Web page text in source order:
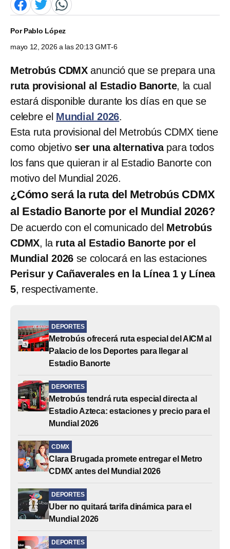
PorPablo López
mayo 12, 2026 a las 20:13 GMT-6
Metrobús CDMX anunció que se prepara una
ruta provisional al Estadio Banorte, la cual
estará disponible durante los días en que se
celebre el Mundial 2026.
Esta ruta provisional del Metrobús CDMX tiene
como objetivo ser una alternativapara todos
los fans que quieran ir al Estadio Banorte con
motivo del Mundial 2026.
¿Cómo será la ruta del Metrobús CDMX
al Estadio Banorte por el Mundial 2026?
De acuerdo con el comunicado del Metrobús
CDMX, la ruta al Estadio Banorte por el
Mundial 2026 se colocará en las estaciones
Perisur y Cañaverales en la Línea 1 y Línea
5, respectivamente.
DEPORTES
Metrobús ofrecerá ruta especial del AICM al
Palacio de los Deportes para llegar al
Estadio Banorte
DEPORTES
Metrobús tendrá ruta especial directa al
Estadio Azteca: estaciones y precio para el
Mundial 2026
CDMX
Clara Brugada promete entregar el Metro
CDMX antes del Mundial 2026
DEPORTES
Uber no quitará tarifa dinámica para el
Mundial 2026
DEPORTES